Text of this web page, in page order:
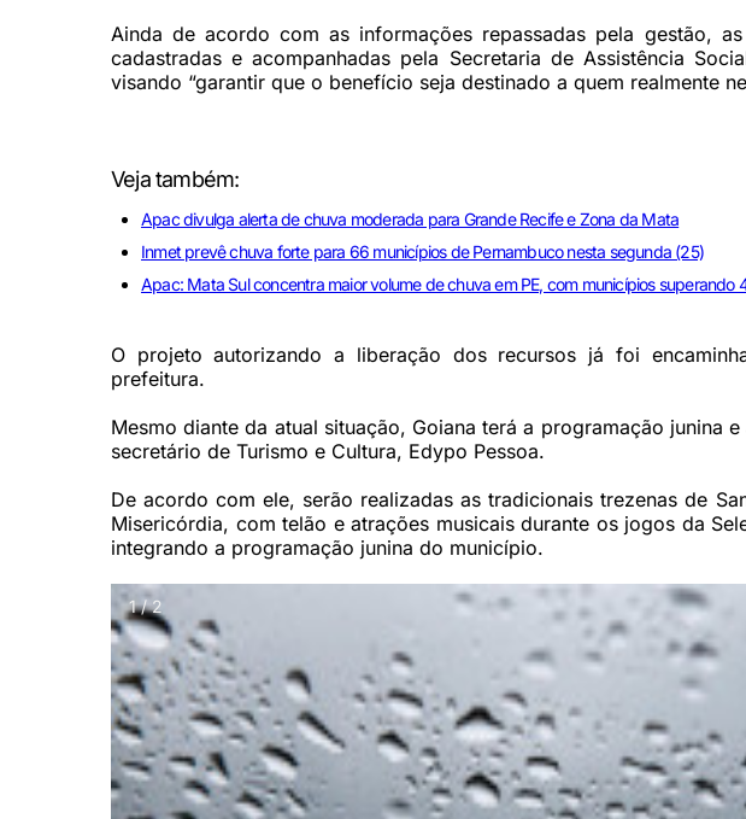
Ainda de acordo com as informações repassadas pela gestão,
cadastradas e acompanhadas pela Secretaria de Assistência
visando “garantir que o benefício seja destinado a quem realmente
Veja também:
Apac divulga alerta de chuva moderada para Grande Recife e Zona da Mata
Inmet prevê chuva forte para 66 municípios de Pernambuco nesta segunda (25)
Apac: Mata Sul concentra maior volume de chuva em PE, com municípios superando
O projeto autorizando a liberação dos recursos já foi
prefeitura.
Mesmo diante da atual situação, Goiana terá a programação junina
secretário de Turismo e Cultura, Edypo Pessoa.
De acordo com ele, serão realizadas as tradicionais trezenas de
Misericórdia, com telão e atrações musicais durante os jogos da
integrando a programação junina do município.
1 / 2